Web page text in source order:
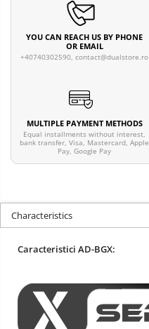
YOU CAN REACH US BY PHONE
OR EMAIL
+40740302590, contact@dualstore.ro
MULTIPLE PAYMENT METHODS
Equal installments without interest,
bank transfer, Visa, Mastercard, Apple
Pay, Google Pay
Characteristics
Caracteristici AD-BGX: